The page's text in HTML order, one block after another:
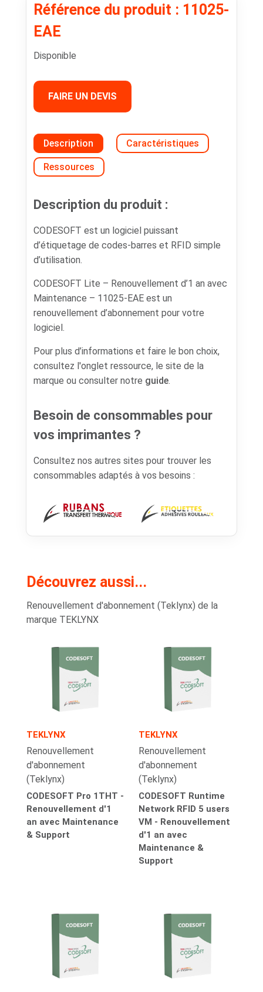
Référence du produit : 11025-
EAE
Disponible
FAIRE UN DEVIS
Description Caractéristiques
Ressources
Description du produit :
CODESOFT est un logiciel puissant
d’étiquetage de codes-barres et RFID simple
d’utilisation.
CODESOFT Lite – Renouvellement d’1 an avec
Maintenance – 11025-EAE est un
renouvellement d’abonnement pour votre
logiciel.
Pour plus d’informations et faire le bon choix,
consultez l'onglet ressource, le site de la
marque ou consulter notre guide.
Besoin de consommables pour
vos imprimantes ?
Consultez nos autres sites pour trouver les
consommables adaptés à vos besoins :
Découvrez aussi...
Renouvellement d'abonnement (Teklynx) de la
marque TEKLYNX
TEKLYNX
Renouvellement
d'abonnement
(Teklynx)
CODESOFT Pro 1THT -
Renouvellement d'1
an avec Maintenance
& Support
TEKLYNX
Renouvellement
d'abonnement
(Teklynx)
CODESOFT Runtime
Network RFID 5 users
VM - Renouvellement
d'1 an avec
Maintenance &
Support